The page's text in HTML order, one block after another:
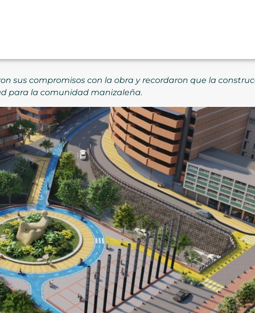
sus compromisos con la obra y recordaron que la
para la comunidad manizaleña.